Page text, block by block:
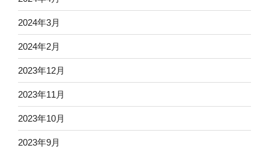
2024年3月
2024年2月
2023年12月
2023年11月
2023年10月
2023年9月